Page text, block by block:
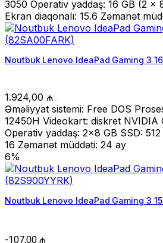
3050 Operativ yaddaş: 16 GB (2 x
Ekran diaqonalı: 15.6 Zəmanət
Noutbuk Lenovo IdeaPad Gaming 3
1.924,00 ₼
Əməliyyat sistemi: Free DOS
12450H Videokart: diskret NVIDIA
Operativ yaddaş: 2x8 GB SSD: 512
16 Zəmanət müddəti: 24 ay
6%
Noutbuk Lenovo IdeaPad Gaming 3
-107,00 ₼